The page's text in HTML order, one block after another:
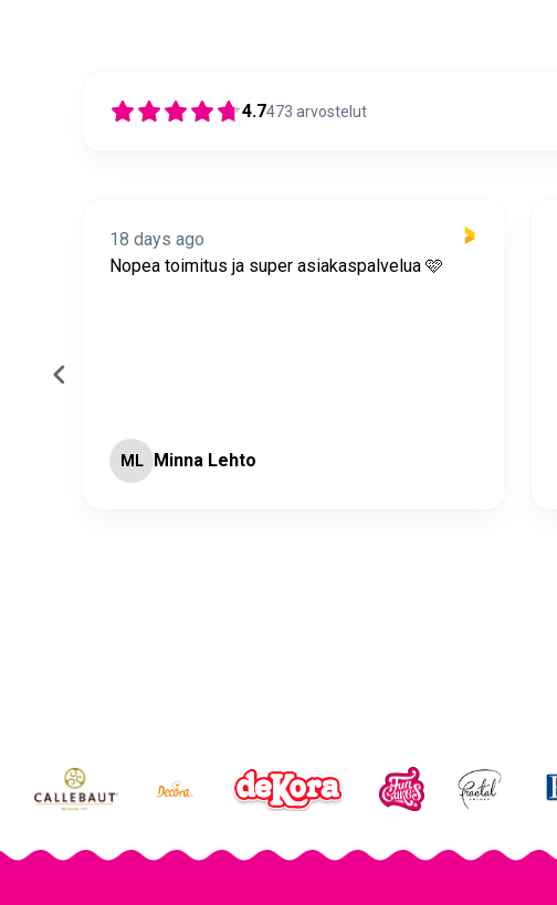
4.7473 arvostelut
18 days ago
Nopea toimitus ja super asiakaspalvelua 🩷
ML Minna Lehto